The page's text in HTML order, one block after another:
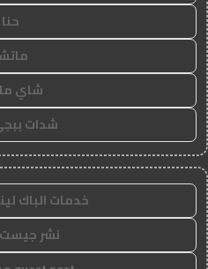
حنا
شاي
شدات
خدمات الباك
نشر